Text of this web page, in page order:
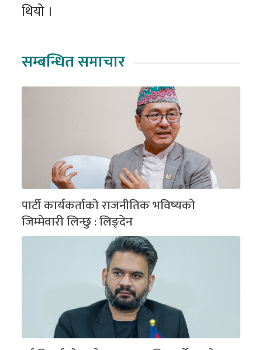
थियो ।
सम्बन्धित समाचार
पार्टी कार्यकर्ताको राजनीतिक भविष्यको
जिम्मेवारी लिन्छु : लिङ्देन